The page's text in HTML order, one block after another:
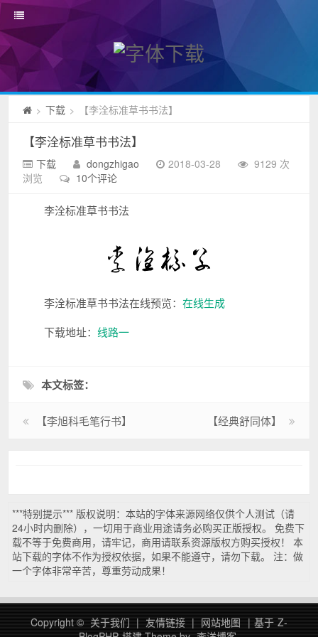
> 下载 > 【李洤标准草书书法】
【李洤标准草书书法】
下载 dongzhigao 2018-03-28
9129 次
浏览
10个评论
李洤标准草书书法
李洤标准草书书法在线预览：在线生成
下载地址： 线路一
本文标签：
【李旭科毛笔行书】 【经典舒同体】
***特别提示*** 版权说明：本站的字体来源网络仅供个人测试（请
24小时内删除），一切用于商业用途请务必购买正版授权。 免费下
载不等于免费商用，请牢记，商用请联系资源版权方购买授权！ 本
站下载的字体不作为授权依据，如果不能遵守，请勿下载。 注：做
一个字体非常辛苦，尊重劳动成果！
Copyright © 关于我们 | 友情链接 | 网站地图 | 基于 Z-